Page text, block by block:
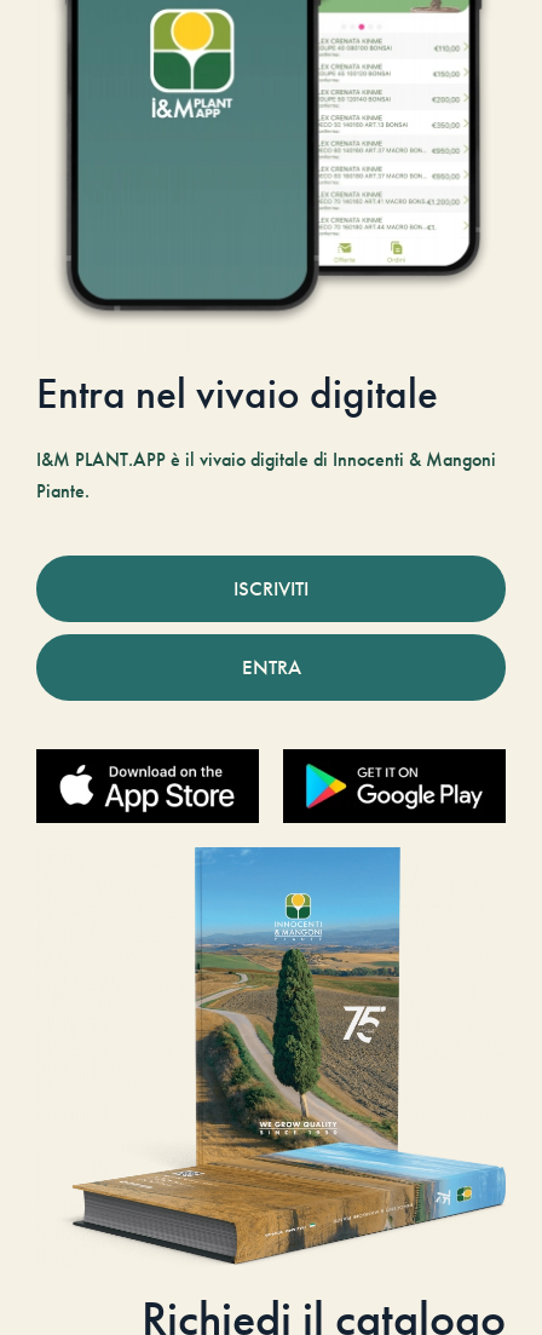
Entra nel vivaio digitale
I&M PLANT.APP è il vivaio digitale di Innocenti & Mangoni
Piante.
ISCRIVITI
ENTRA
Richiedi il catalogo